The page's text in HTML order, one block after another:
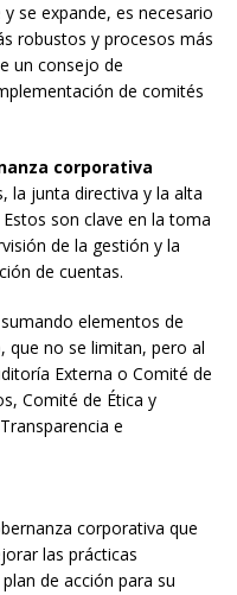
se expande, es necesario
robustos y procesos más
un consejo de
de comités
corporativa
la junta directiva y la alta
son clave en la toma
de la gestión y la
de cuentas.
elementos de
que no se limitan, pero al
Externa o Comité de
Comité de Ética y
e
corporativa que
las prácticas
de acción para su